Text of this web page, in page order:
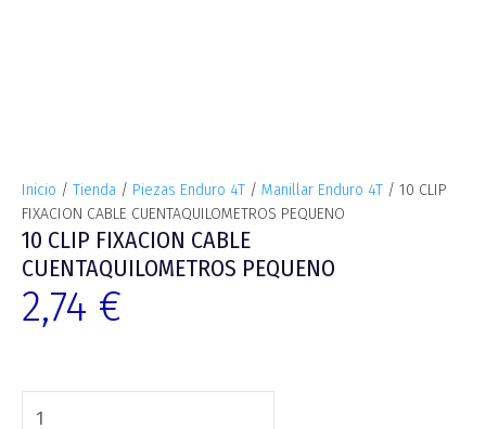
Inicio / Tienda / Piezas Enduro 4T / Manillar Enduro 4T / 10 CLIP
FIXACION CABLE CUENTAQUILOMETROS PEQUENO
10 CLIP FIXACION CABLE
CUENTAQUILOMETROS PEQUENO
2,74 €